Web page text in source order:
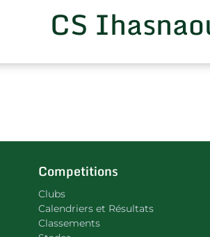
CS
Competitions
Clubs
Calendriers et Résultats
Classements